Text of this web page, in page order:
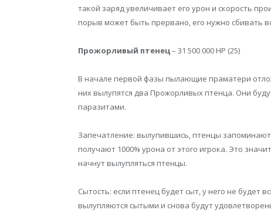
такой заряд увеличивает его урон и скорость
порыв может быть прервано, его нужно сбивать
Прожорливый птенец– 31 500 000 HP (25)
В начале первой фазы пылающие праматери
них вылупятся два Прожорливых птенца. Они
паразитами.
Запечатление: вылупившись, птенцы
получают 1000% урона от этого игрока. Это
начнут вылупляться птенцы.
Сытость: если птенец будет сыт, у него не будет
вылупляются сытыми и снова будут